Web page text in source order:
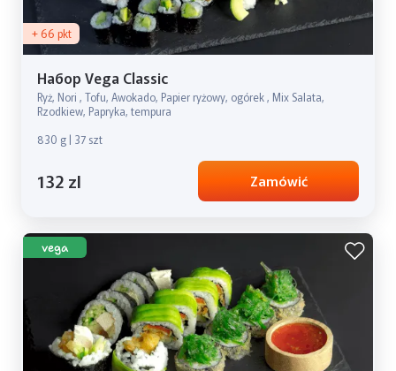
+ 66 pkt
Набор Vega Classic
Ryż, Nori , Tofu, Awokado, Papier ryżowy, ogórek , Mix Salata,
Rzodkiew, Papryka, tempura
830 g | 37 szt
132 zl Zamówić
vega